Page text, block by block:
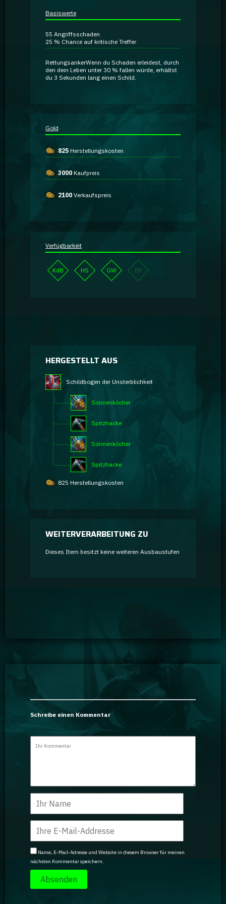
Ratgeber
GA Coachie Chat
Basiswerte
55 Angriffsschaden
25 % Chance auf kritische Treffer
RettungsankerWenn du Schaden erleidest, durch
den dein Leben unter 30 % fallen würde, erhältst
du 3 Sekunden lang einen Schild.
Gold
825 Herstellungskosten
3000 Kaufpreis
2100 Verkaufspreis
Verfügbarkeit
KdB HS GW BP
HERGESTELLT AUS
Schildbogen der Unsterblichkeit
Sonnenköcher
Spitzhacke
Sonnenköcher
Spitzhacke
825 Herstellungskosten
WEITERVERARBEITUNG ZU
Dieses Item besitzt keine weiteren Ausbaustufen
Schreibe einen Kommentar
Name, E-Mail-Adresse und Website in diesem Browser für meinen
nächsten Kommentar speichern.